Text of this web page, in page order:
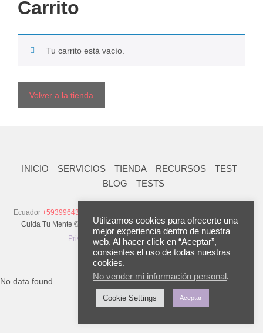
Carrito
Tu carrito está vacío.
Volver a la tienda
INICIO SERVICIOS TIENDA RECURSOS
TEST
BLOG
TESTS
Ecuador +593996437126
1 (407) 279.1896
Cuida Tu Mente © 2023. Todos los Derechos Reservados.Política de
Privacidad| Términos y Condiciones
No data found.
Utilizamos cookies para ofrecerte una
mejor experiencia dentro de nuestra
web. Al hacer click en “Aceptar”,
consientes el uso de todas nuestras
cookies.
No vender mi información personal .
Cookie Settings Aceptar